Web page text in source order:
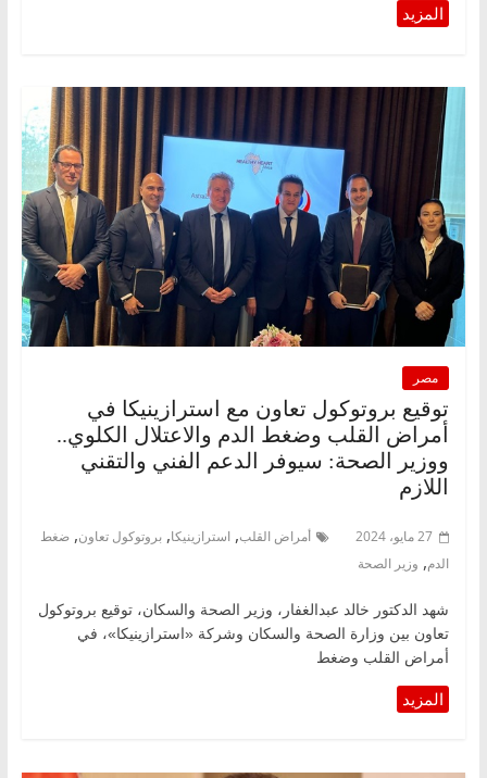
مصر
توقيع بروتوكول تعاون مع استرازينيكا في
أمراض القلب وضغط الدم والاعتلال الكلوي..
ووزير الصحة: سيوفر الدعم الفني والتقني
اللازم
27 مايو، 2024 أمراض القلب, استرازينيكا, بروتوكول تعاون, ضغط
الدم, وزير الصحة
شهد الدكتور خالد عبدالغفار، وزير الصحة والسكان، توقيع بروتوكول
تعاون بين وزارة الصحة والسكان وشركة «استرازينيكا»، في
أمراض القلب وضغط